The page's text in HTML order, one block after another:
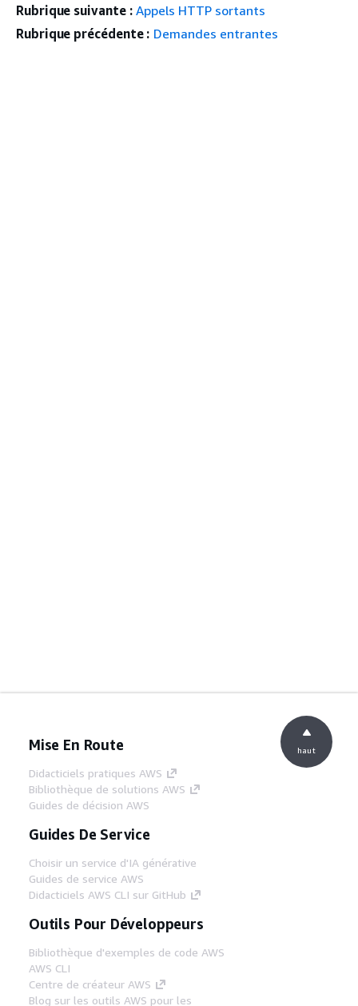
Rubrique suivante : Appels HTTP sortants
Rubrique précédente : Demandes entrantes
Mise En Route
Didacticiels pratiques AWS
Bibliothèque de solutions AWS
Guides de décision AWS
Guides De Service
Choisir un service d'IA générative
Guides de service AWS
Didacticiels AWS CLI sur GitHub
Outils Pour Développeurs
Bibliothèque d'exemples de code AWS
AWS CLI
Centre de créateur AWS
Blog sur les outils AWS pour les
haut